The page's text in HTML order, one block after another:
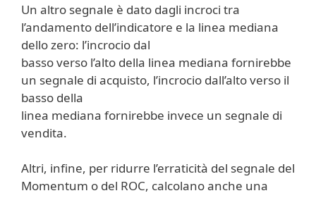
Un altro segnale è dato dagli incroci tra
l’andamento dell’indicatore e la linea mediana
dello zero: l’incrocio dal
basso verso l’alto della linea mediana fornirebbe
un segnale di acquisto, l’incrocio dall’alto verso il
basso della
linea mediana fornirebbe invece un segnale di
vendita.
Altri, infine, per ridurre l’erraticità del segnale del
Momentum o del ROC, calcolano anche una